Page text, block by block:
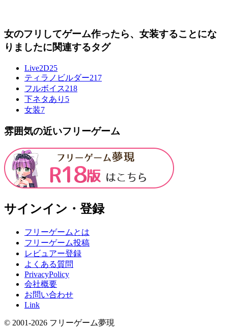
女のフリしてゲーム作ったら、女装することにな
りましたに関連するタグ
Live2D25
ティラノビルダー217
フルボイス218
下ネタあり 5
女装7
雰囲気の近いフリーゲーム
サインイン・登録
フリーゲームとは
フリーゲーム投稿
レビュアー登録
よくある質問
PrivacyPolicy
会社概要
お問い合わせ
Link
© 2001-2026 フリーゲーム夢現